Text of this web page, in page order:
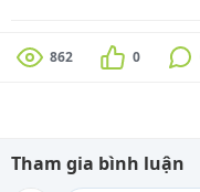
862 0
Tham gia bình luận